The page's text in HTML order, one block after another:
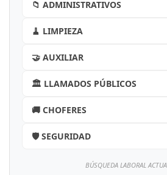
📁 ADMINISTRATIVOS
🧹 LIMPIEZA
🤝 AUXILIAR
🏛️ LLAMADOS PÚBLICOS
🚚 CHOFERES
🛡️ SEGURIDAD
BÚSQUEDA LABORAL